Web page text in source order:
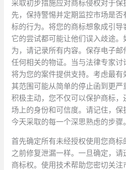
采取初步措施应对商标侵权对于
先，保持警惕并定期监控市场是
标的行为。将您的商标想象成引
它的尝试都可能让他们误入歧途
为，请记录所有内容。保存电子
任何相关的物证。当与法律专家讨
将为您的案件提供支持。考虑最有
其范围可能从简单的停止函到更严
积极主动，您不仅可以保护商标
场上的身份和可信度。请记住，保
今天采取的每一个深思熟虑的步骤。
首先确定所有未经授权使用您商
之前修复泄漏一样。一旦确定，
商标权。使用技术帮助您密切关